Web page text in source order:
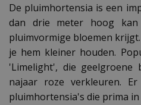
De pluimhortensia is een
dan drie meter hoog
pluimvormige bloemen
je hem kleiner houden.
'Limelight', die
najaar roze verkleuren.
pluimhortensia's die prima